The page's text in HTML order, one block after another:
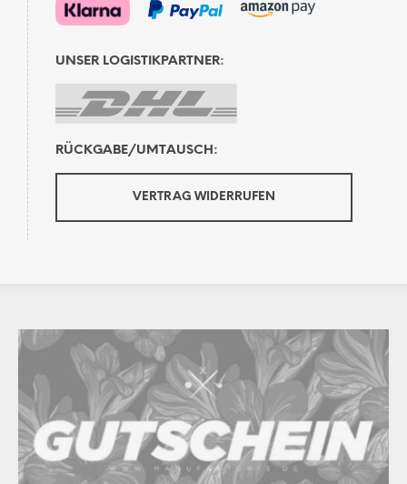
UNSER LOGISTIKPARTNER:
RÜCKGABE/UMTAUSCH:
VERTRAG WIDERRUFEN